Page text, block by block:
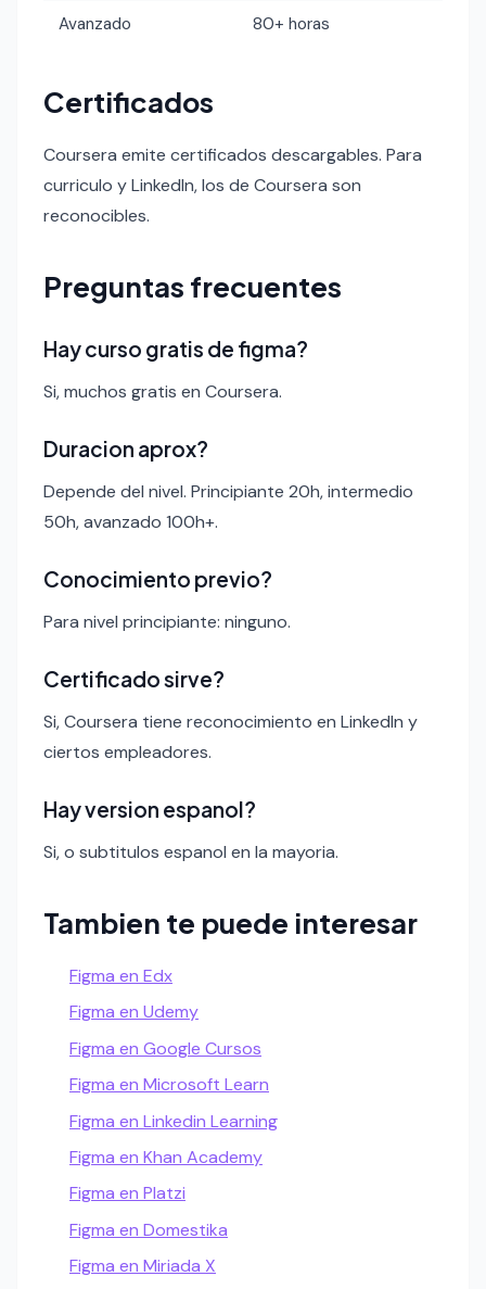
Avanzado 80+ horas
Certificados
Coursera emite certificados descargables. Para
curriculo y LinkedIn, los de Coursera son
reconocibles.
Preguntas frecuentes
Hay curso gratis de figma?
Si, muchos gratis en Coursera.
Duracion aprox?
Depende del nivel. Principiante 20h, intermedio
50h, avanzado 100h+.
Conocimiento previo?
Para nivel principiante: ninguno.
Certificado sirve?
Si, Coursera tiene reconocimiento en LinkedIn y
ciertos empleadores.
Hay version espanol?
Si, o subtitulos espanol en la mayoria.
Tambien te puede interesar
Figma en Edx
Figma en Udemy
Figma en Google Cursos
Figma en Microsoft Learn
Figma en Linkedin Learning
Figma en Khan Academy
Figma en Platzi
Figma en Domestika
Figma en Miriada X